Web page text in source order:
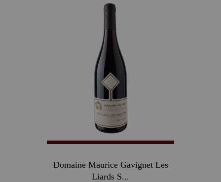
Domaine Maurice Gavignet Les
Liards S...